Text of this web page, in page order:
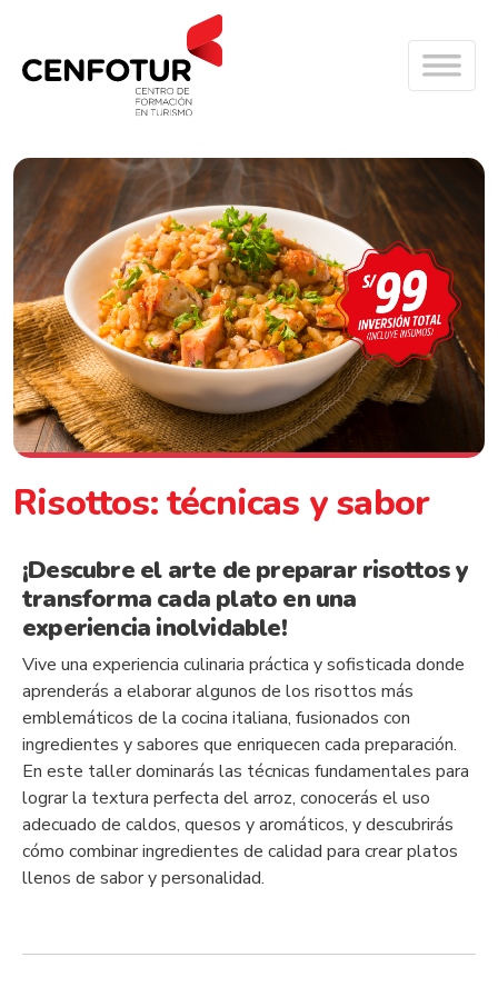
Risottos: técnicas y sabor
¡Descubre el arte de preparar risottos y
transforma cada plato en una
experiencia inolvidable!
Vive una experiencia culinaria práctica y sofisticada donde
aprenderás a elaborar algunos de los risottos más
emblemáticos de la cocina italiana, fusionados con
ingredientes y sabores que enriquecen cada preparación.
En este taller dominarás las técnicas fundamentales para
lograr la textura perfecta del arroz, conocerás el uso
adecuado de caldos, quesos y aromáticos, y descubrirás
cómo combinar ingredientes de calidad para crear platos
llenos de sabor y personalidad.